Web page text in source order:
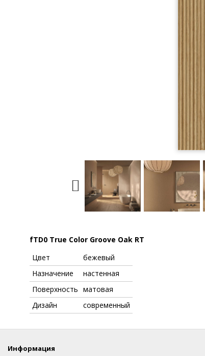
fTD0 True Color Groove Oak RT
Цвет
бежевый
Назначение
настенная
Поверхность матовая
Дизайн
современный
Информация